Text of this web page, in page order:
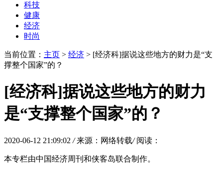
科技
健康
经济
时尚
当前位置： 主页 > 经济 > [经济科]据说这些地方的财力是“支
撑整个国家”的？
[经济科]据说这些地方的财力
是“支撑整个国家”的？
2020-06-12 21:09:02 / 来源：网络转载/ 阅读：
本专栏由中国经济周刊和侠客岛联合制作。